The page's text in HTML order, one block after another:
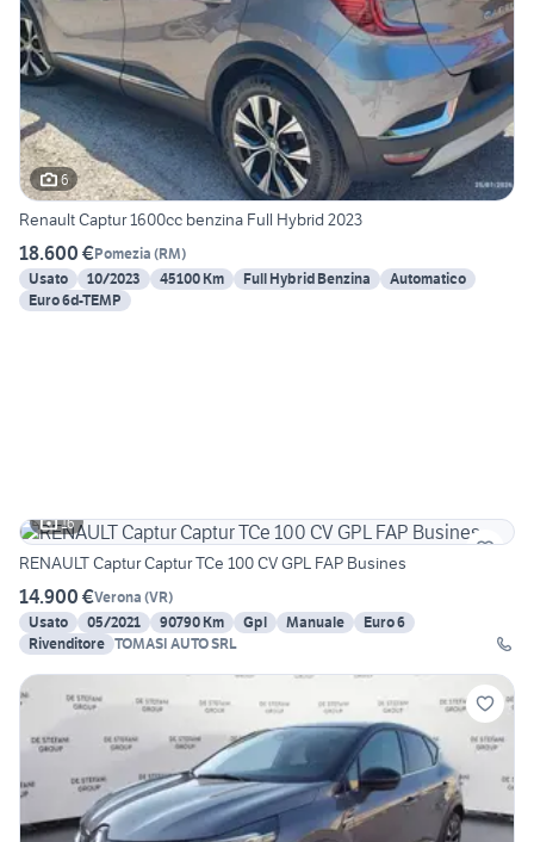
6
Renault Captur 1600cc benzina Full Hybrid 2023
18.600 €Pomezia (RM)
Usato
10/2023 45100 Km Full Hybrid Benzina
Automatico
Euro 6d-TEMP
16
RENAULT Captur Captur TCe 100 CV GPL FAP Busines
14.900 €Verona (VR)
Usato
05/2021 90790 Km Gpl Manuale
Euro 6
Rivenditore TOMASI AUTO SRL